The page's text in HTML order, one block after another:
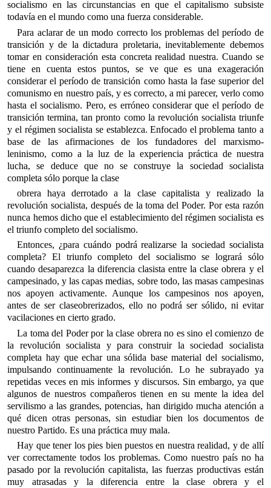
socialismo en las circunstancias en que el capitalismo subsiste
todavía en el mundo como una fuerza considerable.
Para aclarar de un modo correcto los problemas del período de
transición y de la dictadura proletaria, inevitablemente debemos
tomar en consideración esta concreta realidad nuestra. Cuando se
tiene en cuenta estos puntos, se ve que es una exageración
considerar el período de transición como hasta la fase superior del
comunismo en nuestro país, y es correcto, a mi parecer, verlo como
hasta el socialismo. Pero, es erróneo considerar que el período de
transición termina, tan pronto como la revolución socialista triunfe
y el régimen socialista se establezca. Enfocado el problema tanto a
base de las afirmaciones de los fundadores del marxismo-
leninismo, como a la luz de la experiencia práctica de nuestra
lucha, se deduce que no se construye la sociedad socialista
completa sólo porque la clase
obrera haya derrotado a la clase capitalista y realizado la
revolución socialista, después de la toma del Poder. Por esta razón
nunca hemos dicho que el establecimiento del régimen socialista es
el triunfo completo del socialismo.
Entonces, ¿para cuándo podrá realizarse la sociedad socialista
completa? El triunfo completo del socialismo se logrará sólo
cuando desaparezca la diferencia clasista entre la clase obrera y el
campesinado, y las capas medias, sobre todo, las masas campesinas
nos apoyen activamente. Aunque los campesinos nos apoyen,
antes de ser claseobrerizados, ello no podrá ser sólido, ni evitar
vacilaciones en cierto grado.
La toma del Poder por la clase obrera no es sino el comienzo de
la revolución socialista y para construir la sociedad socialista
completa hay que echar una sólida base material del socialismo,
impulsando continuamente la revolución. Lo he subrayado ya
repetidas veces en mis informes y discursos. Sin embargo, ya que
algunos de nuestros compañeros tienen en su mente la idea del
servilismo a las grandes, potencias, han dirigido mucha atención a
qué dicen otras personas, sin estudiar bien los documentos de
nuestro Partido. Es una práctica muy mala.
Hay que tener los pies bien puestos en nuestra realidad, y de allí
ver correctamente todos los problemas. Como nuestro país no ha
pasado por la revolución capitalista, las fuerzas productivas están
muy atrasadas y la diferencia entre la clase obrera y el